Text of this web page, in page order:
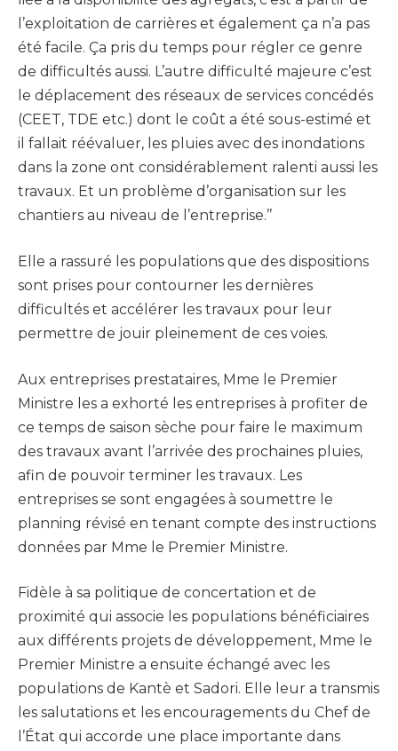
l’exploitation de carrières et également ça n’a pas
été facile. Ça pris du temps pour régler ce genre
de difficultés aussi. L’autre difficulté majeure c’est
le déplacement des réseaux de services concédés
(CEET, TDE etc.) dont le coût a été sous-estimé et
il fallait réévaluer, les pluies avec des inondations
dans la zone ont considérablement ralenti aussi les
travaux. Et un problème d’organisation sur les
chantiers au niveau de l’entreprise.’’
Elle a rassuré les populations que des dispositions
sont prises pour contourner les dernières
difficultés et accélérer les travaux pour leur
permettre de jouir pleinement de ces voies.
Aux entreprises prestataires, Mme le Premier
Ministre les a exhorté les entreprises à profiter de
ce temps de saison sèche pour faire le maximum
des travaux avant l’arrivée des prochaines pluies,
afin de pouvoir terminer les travaux. Les
entreprises se sont engagées à soumettre le
planning révisé en tenant compte des instructions
données par Mme le Premier Ministre.
Fidèle à sa politique de concertation et de
proximité qui associe les populations bénéficiaires
aux différents projets de développement, Mme le
Premier Ministre a ensuite échangé avec les
populations de Kantè et Sadori. Elle leur a transmis
les salutations et les encouragements du Chef de
l’État qui accorde une place importante dans